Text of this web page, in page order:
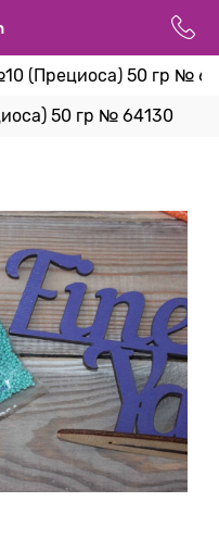
(Прециоса) 50 гр №
50 гр № 64130